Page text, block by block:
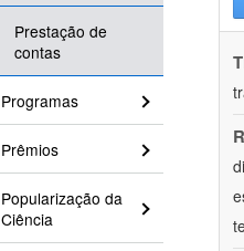
Prestação de
contas
Programas
Prêmios
Popularização da
Ciência